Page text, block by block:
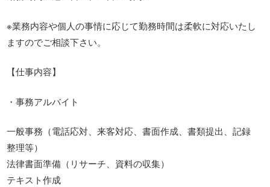
※業務内容や個人の事情に応じて勤務時間は柔軟に対応いたし
ますのでご相談下さい。
【仕事内容】
・事務アルバイト
一般事務（電話応対、来客対応、書面作成、書類提出、記録
整理等）
法律書面準備（リサーチ、資料の収集）
テキスト作成